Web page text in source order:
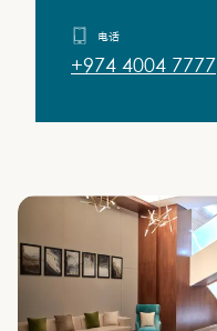
电话
+974 4004 7777